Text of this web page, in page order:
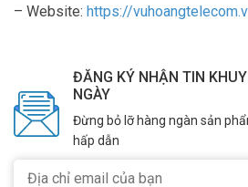
– Website: https://
ĐĂNG KÝ NHẬN TIN
NGÀY
Đừng bỏ lỡ hàng ngàn sản
hấp dẫn